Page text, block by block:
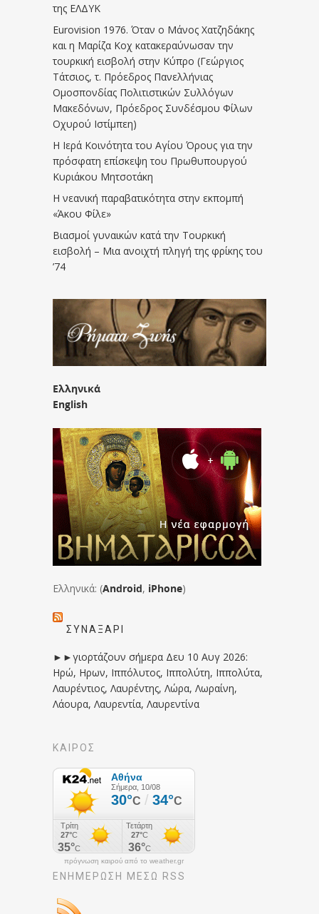
της ΕΛΔΥΚ
Eurovision 1976. Όταν ο Μάνος Χατζηδάκης
και η Μαρίζα Κοχ κατακεραύνωσαν την
τουρκική εισβολή στην Κύπρο (Γεώργιος
Τάτσιος, τ. Πρόεδρος Πανελλήνιας
Ομοσπονδίας Πολιτιστικών Συλλόγων
Μακεδόνων, Πρόεδρος Συνδέσμου Φίλων
Οχυρού Ιστίμπεη)
Η Ιερά Κοινότητα του Αγίου Όρους για την
πρόσφατη επίσκεψη του Πρωθυπουργού
Κυριάκου Μητσοτάκη
Η νεανική παραβατικότητα στην εκπομπή
«Άκου Φίλε»
Βιασμοί γυναικών κατά την Τουρκική
εισβολή – Μια ανοιχτή πληγή της φρίκης του
’74
Ελληνικά
English
Ελληνικά: (Android, iPhone)
ΣΥΝΑΞΆΡΙ
►►γιορτάζουν σήμερα Δευ 10 Αυγ 2026:
Ηρώ, Ηρων, Ιππόλυτος, Ιππολύτη, Ιππολύτα,
Λαυρέντιος, Λαυρέντης, Λώρα, Λωραίνη,
Λάουρα, Λαυρεντία, Λαυρεντίνα
ΚΑΙΡΟΣ
πρόγνωση καιρού από το weather.gr
ΕΝΗΜΈΡΩΣΉ ΜΕΣΩ RSS